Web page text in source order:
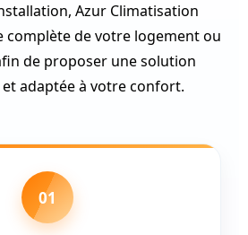
Azur Climatisation
complète de votre logement ou
de proposer une solution
adaptée à votre confort.
01